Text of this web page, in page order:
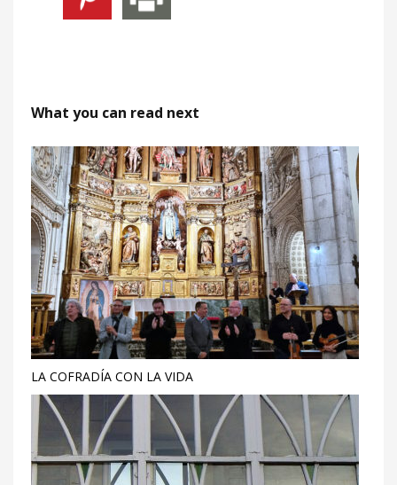
What you can read next
LA COFRADÍA CON LA VIDA